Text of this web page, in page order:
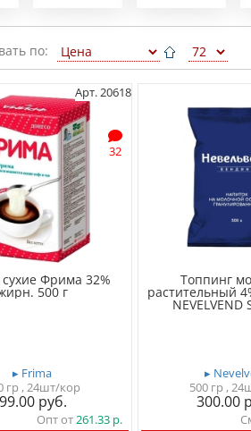
по:
Арт. 20618
32
Фрима 32%
500 г
▸ Frima
гр , 24шт/кор
Опт от261.33
Топпинг
растительный
NEVELVEND
▸
500 гр ,
300.00